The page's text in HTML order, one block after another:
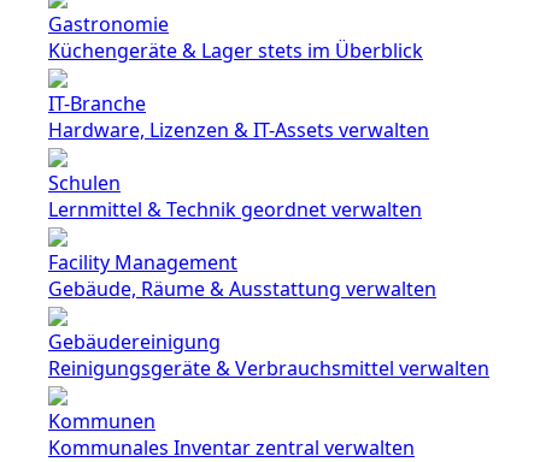
Gastronomie
Küchengeräte & Lager stets im Überblick
IT-Branche
Hardware, Lizenzen & IT-Assets verwalten
Schulen
Lernmittel & Technik geordnet verwalten
Facility Management
Gebäude, Räume & Ausstattung verwalten
Gebäudereinigung
Reinigungsgeräte & Verbrauchsmittel verwalten
Kommunen
Kommunales Inventar zentral verwalten